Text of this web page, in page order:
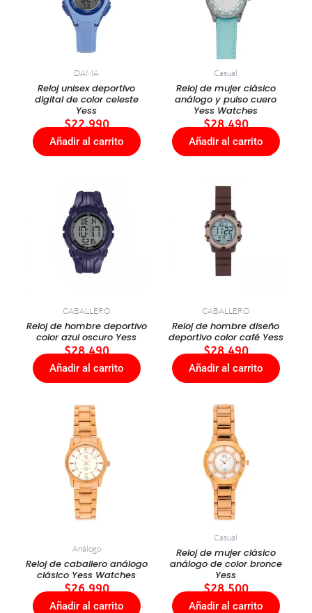
DAMA
Reloj unisex deportivo
digital de color celeste
Yess
$22.990
Añadir al carrito
Casual
Reloj de mujer clásico
análogo y pulso cuero
Yess Watches
$28.490
Añadir al carrito
CABALLERO
Reloj de hombre deportivo
color azul oscuro Yess
$28.490
Añadir al carrito
CABALLERO
Reloj de hombre diseño
deportivo color café Yess
$28.490
Añadir al carrito
Análogo
Reloj de caballero análogo
clásico Yess Watches
$26.990
Añadir al carrito
Casual
Reloj de mujer clásico
análogo de color bronce
Yess
$28.500
Añadir al carrito